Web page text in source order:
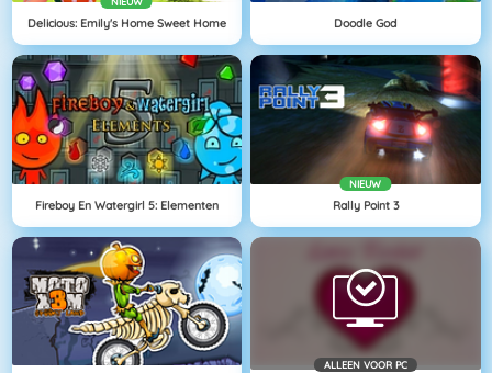
Delicious: Emily's Home Sweet Home Doodle God
Fireboy En Watergirl 5: Elementen
NIEUW
Rally Point 3
ALLEEN VOOR PC